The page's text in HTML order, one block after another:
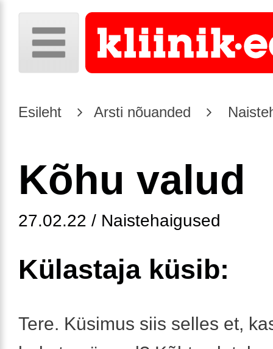
Esileht Arsti nõuanded
Kõhu valud
27.02.22 / Naistehaigused
Külastaja küsib:
Tere. Küsimus siis selles et,